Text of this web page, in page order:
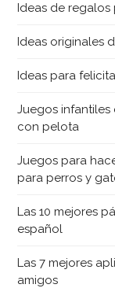
Ideas de regalos
Ideas originales
Ideas para
Juegos
con pelota
Juegos para
para perros y
Las 10 mejores
español
Las 7 mejores
amigos